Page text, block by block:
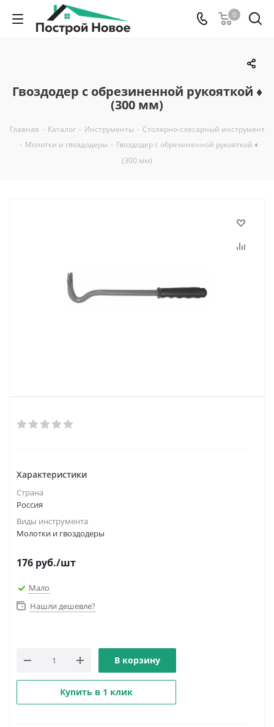
0
Гвоздодер с обрезиненной рукояткой ♦
(300 мм)
Главная - Каталог - Инструменты - Столярно-слесарный инструмент
- Молотки и гвоздодеры - Гвоздодер с обрезиненной рукояткой ♦
(300 мм)
Характеристики
Страна
Россия
Виды инструмента
Молотки и гвоздодеры
176 руб./шт
Мало
Нашли дешевле?
В корзину
Купить в 1 клик